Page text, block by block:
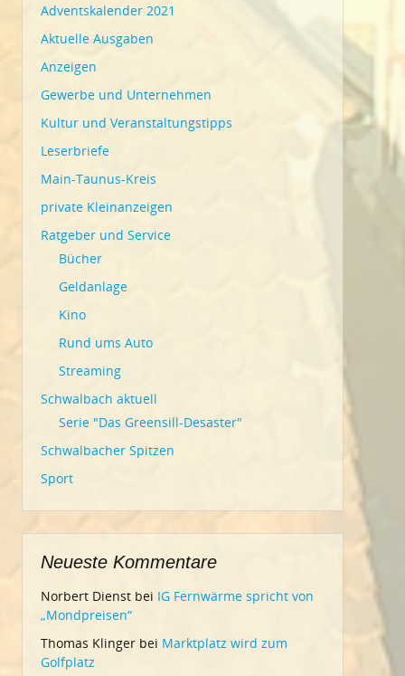
Adventskalender 2021
Aktuelle Ausgaben
Anzeigen
Gewerbe und Unternehmen
Kultur und Veranstaltungstipps
Leserbriefe
Main-Taunus-Kreis
private Kleinanzeigen
Ratgeber und Service
Bücher
Geldanlage
Kino
Rund ums Auto
Streaming
Schwalbach aktuell
Serie "Das Greensill-Desaster"
Schwalbacher Spitzen
Sport
Neueste Kommentare
Norbert Dienst bei IG Fernwärme spricht von
„Mondpreisen“
Thomas Klinger bei Marktplatz wird zum
Golfplatz